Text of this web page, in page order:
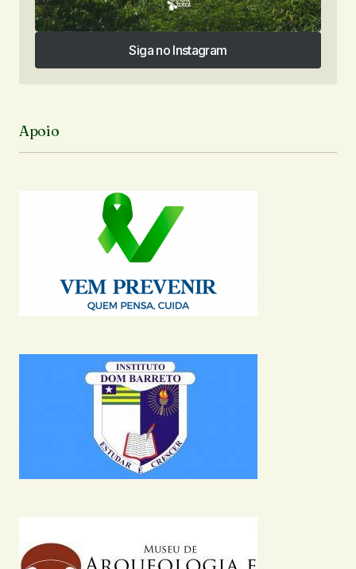
Siga no Instagram
Siga no Instagram
Apoio